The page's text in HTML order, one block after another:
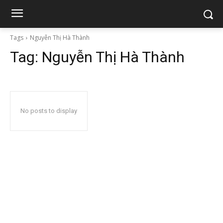
Tags Nguyễn Thị Hà Thành
Tag: Nguyễn Thị Hà Thành
No posts to display